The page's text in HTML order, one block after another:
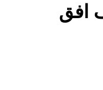
افق